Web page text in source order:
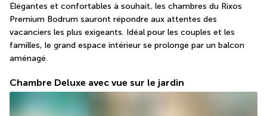
Élégantes et confortables à souhait, les chambres du Rixos
Premium Bodrum sauront répondre aux attentes des
vacanciers les plus exigeants. Idéal pour les couples et les
familles, le grand espace intérieur se prolonge par un balcon
aménagé.
Chambre Deluxe avec vue sur le jardin